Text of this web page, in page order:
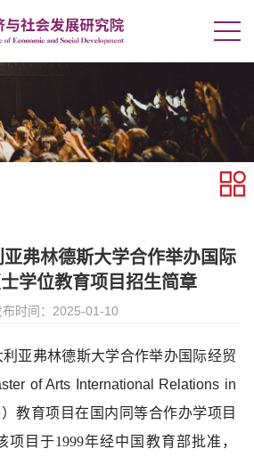
弗林德斯大学合作举办国际
学位教育项目招生简章
布时间：2025-01-10
亚弗林德斯大学合作举办国际经贸
of Arts International Relations in
） 教育项目在国内同等合作办学项目
项目于1999年经中国教育部批准，